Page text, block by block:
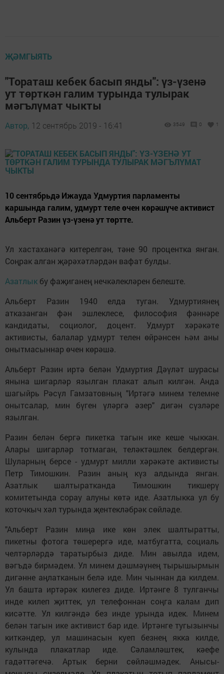
ҖӘМГЫЯТЬ
"Тораташ кебек басып янды": үз-үзенә
ут төрткән галим турында тулырак
мәгълүмат чыкты
Автор, 12 сентябрь 2019 - 16:41 3549 0 1
10 сентябрьдә Ижауда Удмуртия парламенты
каршында галим, удмурт теле өчен көрәшүче активист
Альберт Разин үз-үзенә ут төртте.
Ул хастаханәгә китерелгән, тәне 90 процентка янган.
Соңрак алган җәрәхәтләрдән вафат булды.
Азатлык бу фаҗиганең нечкәлекләрен белеште.
Альберт Разин 1940 елда туган. Удмуртиянең
атказанган фән эшлеклесе, философия фәннәре
кандидаты, социолог, доцент. Удмурт хәрәкәте
активисты, балалар удмурт телен өйрәнсен һәм аны
онытмасыннар өчен көрәшә.
Альберт Разин иртә белән Удмуртия Дәүләт шурасы
янына шигарләр язылган плакат алып килгән. Анда
шагыйрь Рәсүл Гамзатовның "Иртәгә минем телемне
онытсалар, мин бүген үләргә әзер" дигән сүзләре
язылган.
Разин белән бергә пикетка тагын ике кеше чыккан.
Алары шигарләр тотмаган, теләктәшлек белдергән.
Шуларның берсе - удмурт милли хәрәкәте активисты
Петр Тимошкин. Разин аның күз алдында янган.
Азатлык шалтыратканда Тимошкин тикшерү
комитетында сорау алуны көтә иде. Азатлыкка ул бу
коточкыч хәл турында җентекләбрәк сөйләде.
"Альберт Разин миңа ике көн элек шалтыратты,
пикетны фотога төшерергә иде, матбугатта, социаль
челтәрләрдә таратырбыз диде. Мин авылда идем,
вәгъдә бирмәдем. Ул минем дәшмәүнең тырышырмын
дигәнне аңлатканын белә иде. Мин чыннан да килдем.
Ул башта иртәрәк килегез диде. Иртәнге 8 тулганчы
инде килеп җиттек, ул телефоннан соңга калам дип
кисәтте. Ул килгәндә без инде урында идек. Минем
белән тагын ике активист бар иде. Иртәнге тугызынчы
киткәндер, ул машинасын куеп безнең якка килде,
кулында плакатлар иде. Сәламләштек, кәефе
гадәттәгечә. Артык берни сөйләшмәдек. Анысы-